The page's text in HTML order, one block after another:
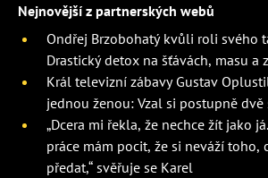
Nejnovější z partnerských webů
Ondřej Brzobohatý kvůli roli svého
Drastický detox na šťávách, masu a
Král televizní zábavy Gustav
jednou ženou: Vzal si postupně dvě
„Dcera mi řekla, že nechce žít jako
práce mám pocit, že si neváží toho,
předat,“ svěřuje se Karel